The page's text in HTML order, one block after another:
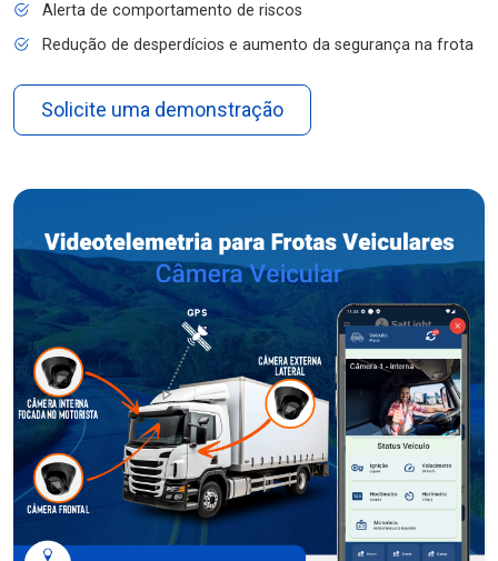
Alerta de comportamento de riscos
Redução de desperdícios e aumento da segurança na frota
Solicite uma demonstração